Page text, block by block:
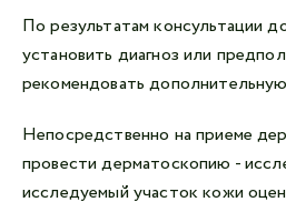
По результатам консультации
установить диагноз или
рекомендовать
Непосредственно на приеме
провести дерматоскопию -
исследуемый участок кожи